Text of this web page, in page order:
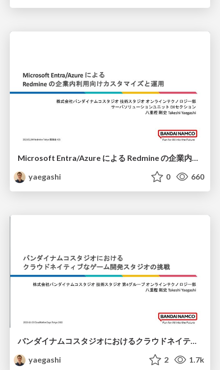
yaegashi
0 660
バンダイナムコスタジオにおけるクラウドネイティブなゲーム開発スタジオの挑戦
yaegashi
2 1.7k